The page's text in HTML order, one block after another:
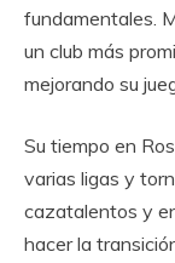
fundamentales.
un club más
mejorando su
Su tiempo en
varias ligas y
cazatalentos y
hacer la